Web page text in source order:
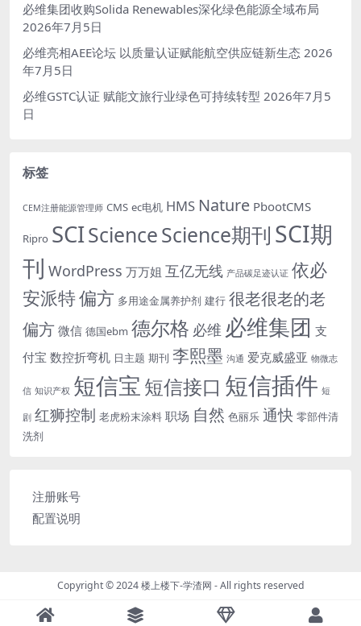
必维集团收购Solida Renewables深化绿色能源全域布局
2026年7月5日
必维亮相AEE论坛 以质量认证赋能航空供应链新生态 2026
年7月5日
必维GSTC认证 赋能文旅行业绿色可持续转型 2026年7月5
日
标签
CEM注册能源管理师 CMS ec电机 HMS Nature PbootCMS
Ripro SCIScienceScience期刊 SCI期
刊 WordPress 万万姐 互亿无线 产品碳足迹认证 依必
安派特偏方 多用途金属养护剂 建行 很老很老的老
偏方 微信 德国ebm 德尔格 必维 必维集团 支
付宝 数控折弯机 日主题 期刊 李熙墨 沟通 爱克威盛亚 物微志
信 知识产权 短信宝 短信接口 短信插件 短
剧 红狮控制 老虎粉末涂料 职场 自然 色丽乐 通快 零部件清
洗剂
注册账号
配置说明
Copyright © 2024楼上楼下-学渣网 - All rights reserved